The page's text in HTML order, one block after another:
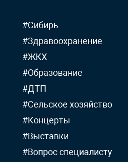
#Сибирь
#Здравоохранение
#ЖКХ
#Образование
#ДТП
#Сельское хозяйство
#Концерты
#Выставки
#Вопрос специалисту